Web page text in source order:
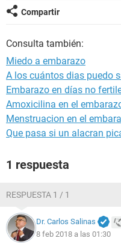
Compartir
Consulta también:
Miedo a embarazo
A los cuántos dias puedo
Embarazo en días no
Amoxicilina en el
Menstruacion en el
Que pasa si un alacran
1 respuesta
RESPUESTA 1 / 1
Dr. Carlos Salinas
8 feb 2018 a las 01:30